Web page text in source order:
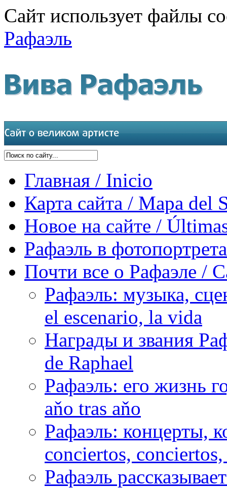
Сайт использует файлы
Рафаэль
Главная / Inicio
Карта сайта / Mapa del
Новое на сайте /
Рафаэль в
Почти все о Рафаэле /
Рафаэль: музыка,
el escenario, la vida
Награды и звания
de Raphael
Рафаэль: его жизнь
aňo tras aňo
Рафаэль: концерты,
conciertos,
Рафаэль